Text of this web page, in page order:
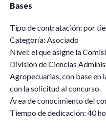
Bases
Tipo de contratación: por
Categoría: Asociado
Nivel: el que asigne la
División de Ciencias
Agropecuarias, con base en
con la solicitud al concurso.
Área de conocimiento del
Tiempo de dedicación: 40